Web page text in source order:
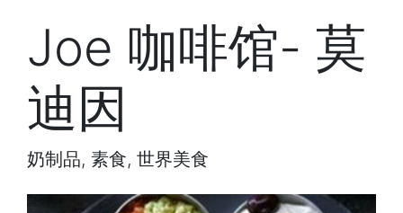
Joe 咖啡馆- 莫
迪因
奶制品, 素食, 世界美食